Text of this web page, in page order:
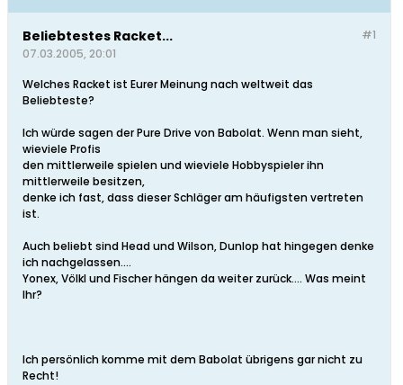
#1
Beliebtestes Racket...
07.03.2005, 20:01
Welches Racket ist Eurer Meinung nach weltweit das
Beliebteste?
Ich würde sagen der Pure Drive von Babolat. Wenn man sieht,
wieviele Profis
den mittlerweile spielen und wieviele Hobbyspieler ihn
mittlerweile besitzen,
denke ich fast, dass dieser Schläger am häufigsten vertreten
ist.
Auch beliebt sind Head und Wilson, Dunlop hat hingegen denke
ich nachgelassen....
Yonex, Völkl und Fischer hängen da weiter zurück.... Was meint
Ihr?
Ich persönlich komme mit dem Babolat übrigens gar nicht zu
Recht!